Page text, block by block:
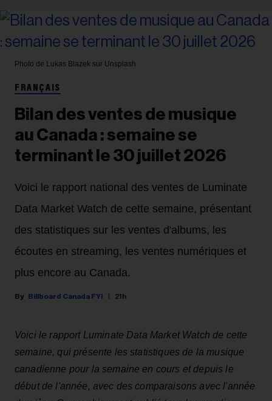
Photo de Lukas Blazek sur Unsplash
FRANÇAIS
Bilan des ventes de musique
au Canada : semaine se
terminant le 30 juillet 2026
Voici le rapport national des ventes de Luminate
Data Market Watch de cette semaine, présentant
des statistiques sur les ventes d'albums, les
écoutes en streaming, les ventes numériques et
plus encore au Canada.
Billboard Canada FYI 21h
Voici le rapport Luminate Data Market Watch de cette
semaine, qui présente les statistiques de la musique
canadienne pour la semaine en cours et depuis le
début de l'année, avec des comparaisons avec l'année